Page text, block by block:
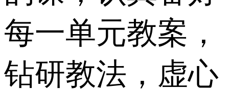
每一单元教案，
钻研教法，虚心